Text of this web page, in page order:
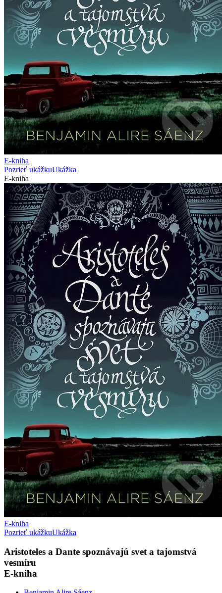
E-kniha
Pozrieť ukážkuUkážka
E-kniha
E-kniha
Pozrieť ukážkuUkážka
Aristoteles a Dante spoznávajú svet a tajomstvá
vesmíru
E-kniha